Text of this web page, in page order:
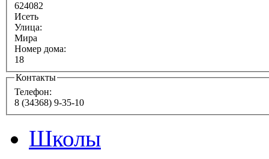
624082
Исеть
Улица:
Мира
Номер дома:
18
Контакты
Телефон:
8 (34368) 9-35-10
Школы